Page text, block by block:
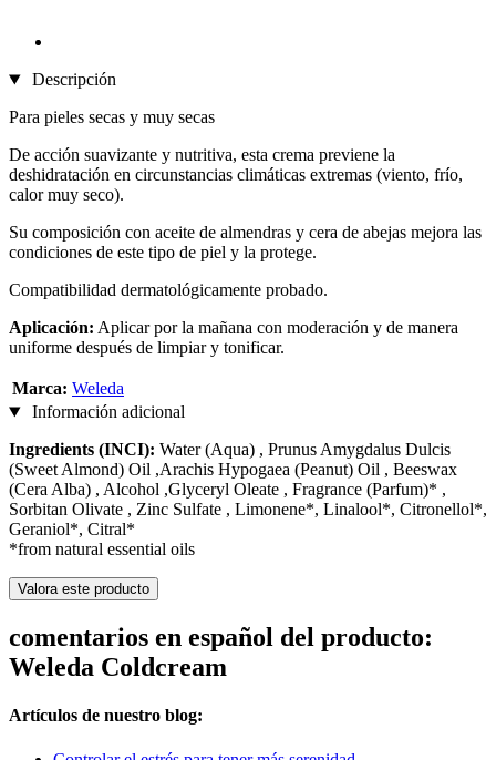
Descripción
Para pieles secas y muy secas
De acción suavizante y nutritiva, esta crema previene la
deshidratación en circunstancias climáticas extremas (viento, frío,
calor muy seco).
Su composición con aceite de almendras y cera de abejas mejora las
condiciones de este tipo de piel y la protege.
Compatibilidad dermatológicamente probado.
Aplicación: Aplicar por la mañana con moderación y de manera
uniforme después de limpiar y tonificar.
Marca: Weleda
Información adicional
Ingredients (INCI): Water (Aqua) , Prunus Amygdalus Dulcis
(Sweet Almond) Oil ,Arachis Hypogaea (Peanut) Oil , Beeswax
(Cera Alba) , Alcohol ,Glyceryl Oleate , Fragrance (Parfum)* ,
Sorbitan Olivate , Zinc Sulfate , Limonene*, Linalool*, Citronellol*,
Geraniol*, Citral*
*from natural essential oils
Valora este producto
comentarios en español del producto:
Weleda Coldcream
Artículos de nuestro blog: